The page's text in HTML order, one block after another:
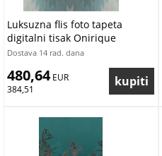
Luksuzna flis foto tapeta
digitalni tisak Onirique
OND22111 | 300 x 300 cm |
Dostava 14 rad. dana
480,64 EUR
384,51